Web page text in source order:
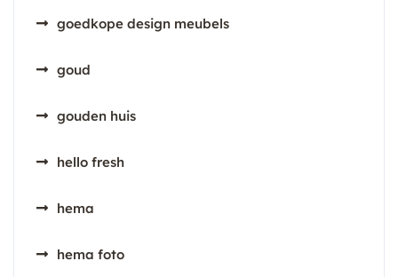
goedkope design meubels
goud
gouden huis
hello fresh
hema
hema foto